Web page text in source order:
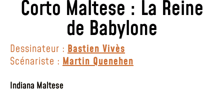
Corto Maltese : La Reine
de Babylone
Dessinateur : Bastien Vivès
Scénariste : Martin Quenehen
Indiana Maltese